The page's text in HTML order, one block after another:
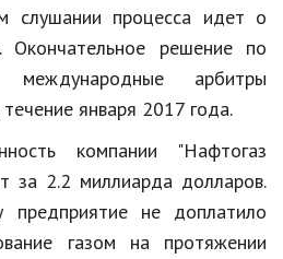
слушании процесса идет о
Окончательное решение по
международные арбитры
января 2017 года.
компании "Нафтогаз
за 2.2 миллиарда долларов.
не доплатило
газом на протяжении